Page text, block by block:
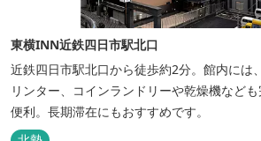
東横INN近鉄四日市駅北口
近鉄四日市駅北口から徒歩約2分。館内には
リンター、コインランドリーや乾燥機など
便利。長期滞在にもおすすめです。